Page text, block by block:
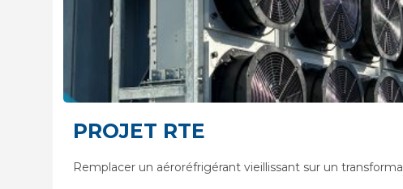
PROJET RTE
Remplacer un aéroréfrigérant vieillissant sur un